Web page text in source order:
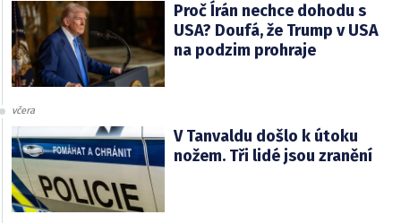
Proč Írán nechce dohodu s
USA? Doufá, že Trump v USA
na podzim prohraje
včera
V Tanvaldu došlo k útoku
nožem. Tři lidé jsou zranění